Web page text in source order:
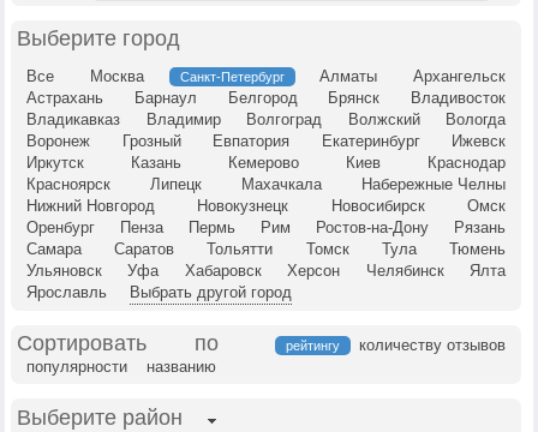
Выберите город
Все Москва Санкт-Петербург Алматы
Архангельск
Астрахань
Барнаул Белгород Брянск
Владивосток
Владикавказ
Владимир Волгоград Волжский
Вологда
Воронеж
Грозный Евпатория Екатеринбург
Ижевск
Иркутск
Казань Кемерово Киев
Краснодар
Красноярск
Липецк Махачкала
Набережные Челны
Нижний Новгород
Новокузнецк Новосибирск
Омск
Оренбург
Пенза Пермь Рим Ростов-на-Дону
Рязань
Самара
Саратов Тольятти Томск Тула
Тюмень
Ульяновск
Уфа Хабаровск Херсон Челябинск
Ялта
Ярославль
Выбрать другой город
Сортировать по рейтингу
количеству отзывов
популярности
названию
Выберите район